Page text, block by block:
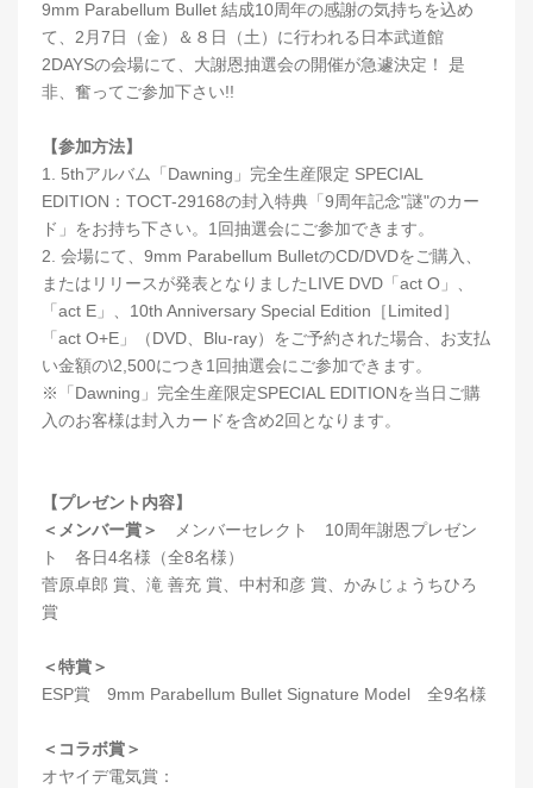
9mm Parabellum Bullet 結成10周年の感謝の気持ちを込め
て、2月7日（金）＆８日（土）に行われる日本武道館
2DAYSの会場にて、大謝恩抽選会の開催が急遽決定！ 是
非、奮ってご参加下さい!!
【参加方法】
1. 5thアルバム「Dawning」完全生産限定 SPECIAL
EDITION：TOCT-29168の封入特典「9周年記念"謎"のカー
ド」をお持ち下さい。1回抽選会にご参加できます。
2. 会場にて、9mm Parabellum BulletのCD/DVDをご購入、
またはリリースが発表となりましたLIVE DVD「act O」、
「act E」、10th Anniversary Special Edition［Limited］
「act O+E」（DVD、Blu-ray）をご予約された場合、お支払
い金額の\2,500につき1回抽選会にご参加できます。
※「Dawning」完全生産限定SPECIAL EDITIONを当日ご購
入のお客様は封入カードを含め2回となります。
【プレゼント内容】
＜メンバー賞＞
メンバーセレクト 10周年謝恩プレゼン
ト 各日4名様（全8名様）
菅原卓郎 賞、滝 善充 賞、中村和彦 賞、かみじょうちひろ
賞
＜特賞＞
ESP賞 9mm Parabellum Bullet Signature Model 全9名様
＜コラボ賞＞
オヤイデ電気賞：